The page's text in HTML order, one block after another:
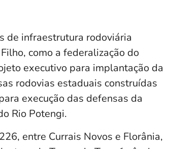
de infraestrutura rodoviária
como a federalização do
executivo para implantação da
rodovias estaduais construídas
execução das defensas da
Rio Potengi.
entre Currais Novos e Florânia,